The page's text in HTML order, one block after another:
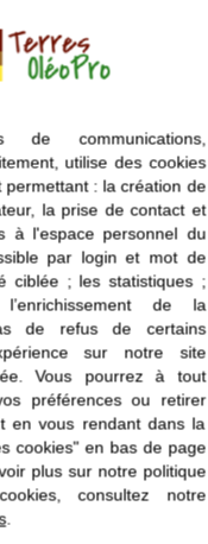
communications,
utilise des cookies
permettant : la création de
la prise de contact et
à l'espace personnel du
par login et mot de
ciblée ; les statistiques ;
de la
de refus de certains
sur notre site
Vous pourrez à tout
préférences ou retirer
en vous rendant dans la
cookies" en bas de page
plus sur notre politique
consultez notre
.
2021